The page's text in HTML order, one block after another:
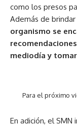
como los presos
Además de
organismo se
mediodía y
Para el próximo
En adición, el